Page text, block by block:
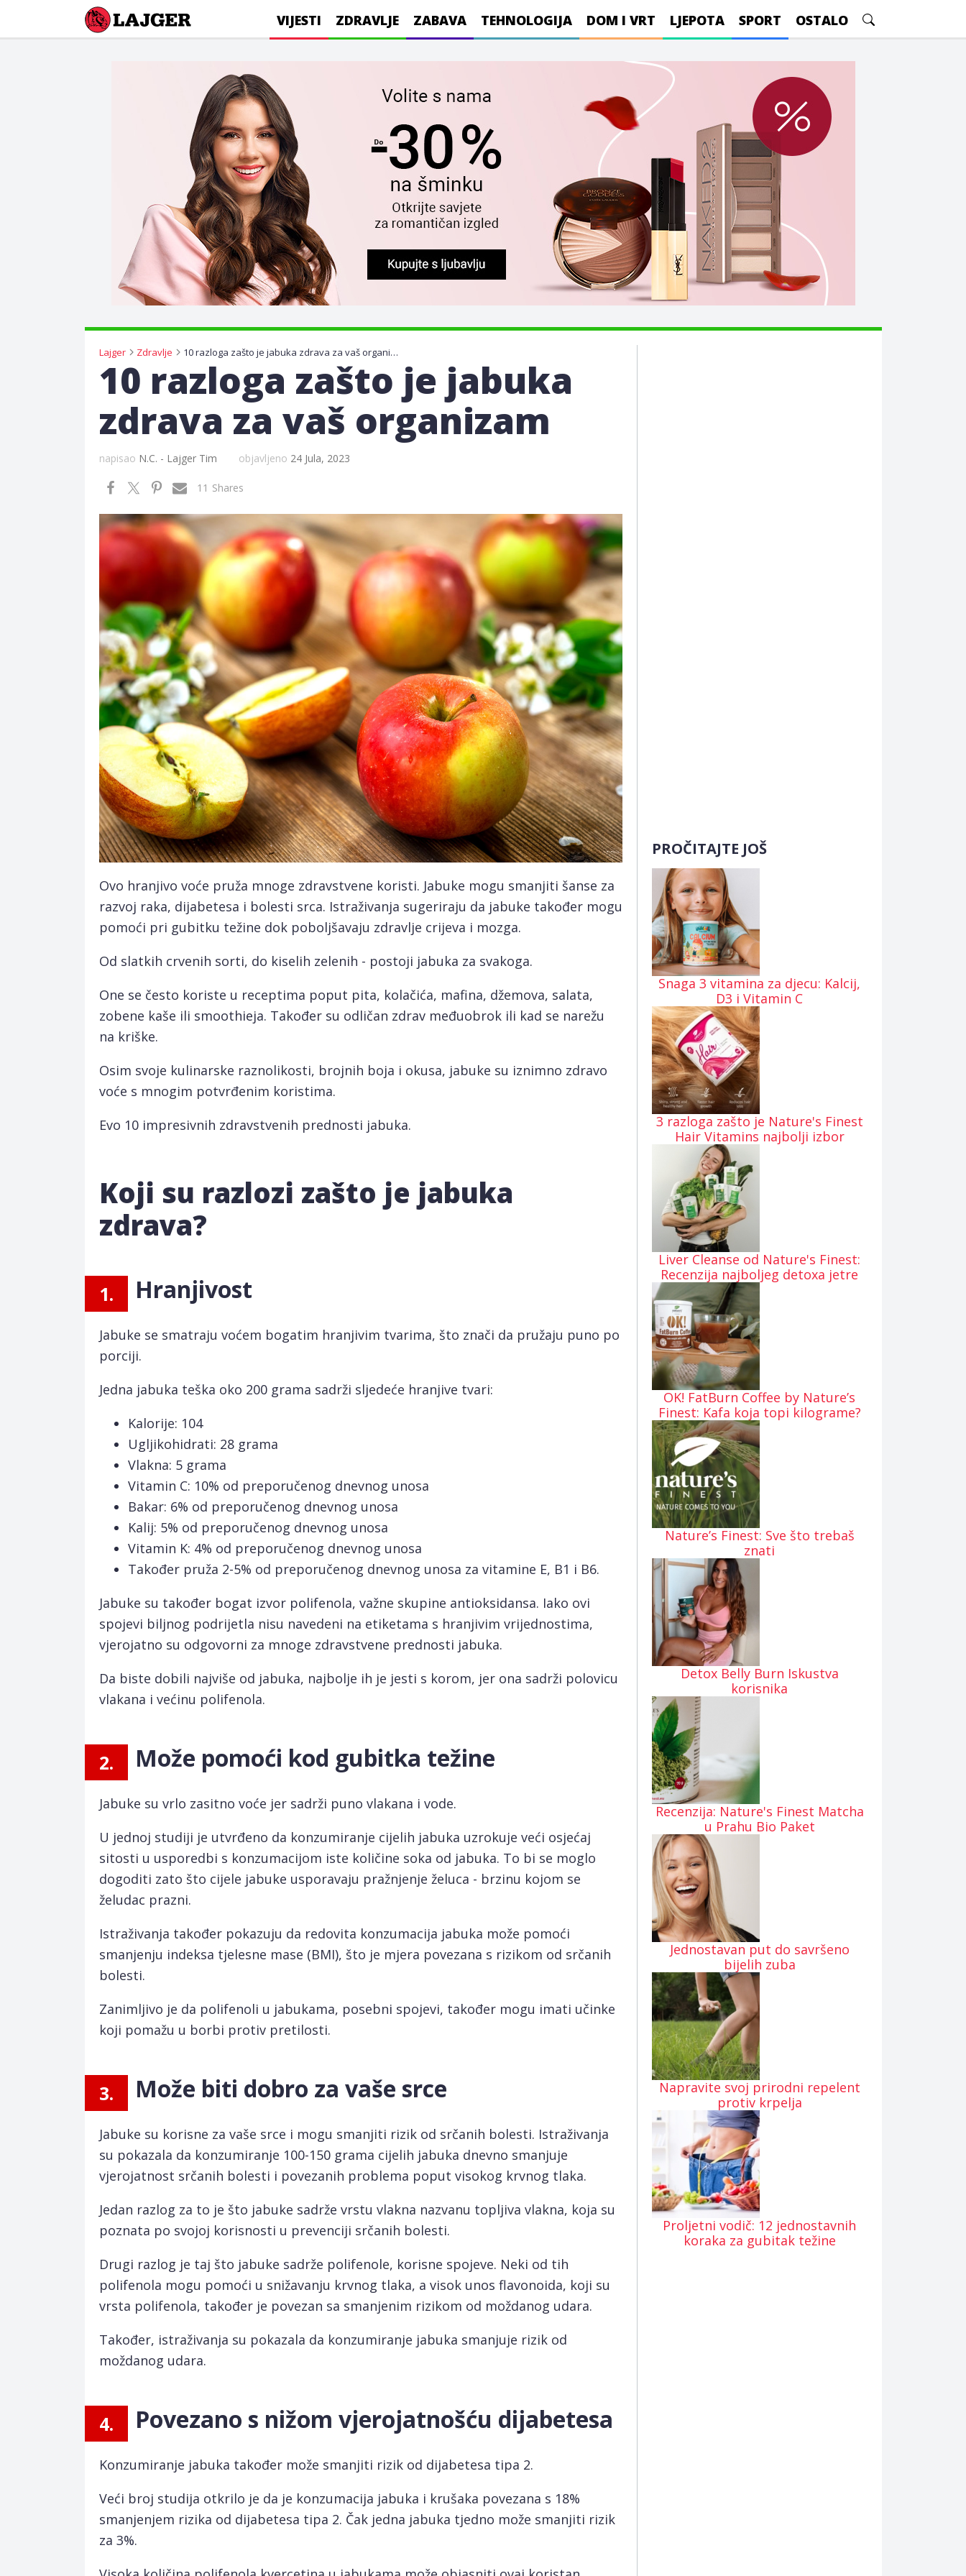
Lajger VIJESTI ZDRAVLJE ZABAVA TEHNOLOGIJA DOM I VRT LJEPOTA SPORT OSTALO
Lajger Zdravlje 10 razloga zašto je jabuka zdrava za vaš organizam
10 razloga zašto je jabuka
zdrava za vaš organizam
napisao N.C. - Lajger Tim objavljeno 24 Jula, 2023
Shares
11
Ovo hranjivo voće pruža mnoge zdravstvene koristi. Jabuke mogu smanjiti šanse za
razvoj raka, dijabetesa i bolesti srca. Istraživanja sugeriraju da jabuke također mogu
pomoći pri gubitku težine dok poboljšavaju zdravlje crijeva i mozga.
Od slatkih crvenih sorti, do kiselih zelenih - postoji jabuka za svakoga.
One se često koriste u receptima poput pita, kolačića, mafina, džemova, salata,
zobene kaše ili smoothieja. Također su odličan zdrav međuobrok ili kad se narežu
na kriške.
Osim svoje kulinarske raznolikosti, brojnih boja i okusa, jabuke su iznimno zdravo
voće s mnogim potvrđenim koristima.
Evo 10 impresivnih zdravstvenih prednosti jabuka.
Koji su razlozi zašto je jabuka
zdrava?
1. Hranjivost
Jabuke se smatraju voćem bogatim hranjivim tvarima, što znači da pružaju puno po
porciji.
Jedna jabuka teška oko 200 grama sadrži sljedeće hranjive tvari:
Kalorije: 104
Ugljikohidrati: 28 grama
Vlakna: 5 grama
Vitamin C: 10% od preporučenog dnevnog unosa
Bakar: 6% od preporučenog dnevnog unosa
Kalij: 5% od preporučenog dnevnog unosa
Vitamin K: 4% od preporučenog dnevnog unosa
Također pruža 2-5% od preporučenog dnevnog unosa za vitamine E, B1 i B6.
Jabuke su također bogat izvor polifenola, važne skupine antioksidansa. Iako ovi
spojevi biljnog podrijetla nisu navedeni na etiketama s hranjivim vrijednostima,
vjerojatno su odgovorni za mnoge zdravstvene prednosti jabuka.
Da biste dobili najviše od jabuka, najbolje ih je jesti s korom, jer ona sadrži polovicu
vlakana i većinu polifenola.
2. Može pomoći kod gubitka težine
Jabuke su vrlo zasitno voće jer sadrži puno vlakana i vode.
U jednoj studiji je utvrđeno da konzumiranje cijelih jabuka uzrokuje veći osjećaj
sitosti u usporedbi s konzumacijom iste količine soka od jabuka. To bi se moglo
dogoditi zato što cijele jabuke usporavaju pražnjenje želuca - brzinu kojom se
želudac prazni.
Istraživanja također pokazuju da redovita konzumacija jabuka može pomoći
smanjenju indeksa tjelesne mase (BMI), što je mjera povezana s rizikom od srčanih
bolesti.
Zanimljivo je da polifenoli u jabukama, posebni spojevi, također mogu imati učinke
koji pomažu u borbi protiv pretilosti.
3. Može biti dobro za vaše srce
Jabuke su korisne za vaše srce i mogu smanjiti rizik od srčanih bolesti. Istraživanja
su pokazala da konzumiranje 100-150 grama cijelih jabuka dnevno smanjuje
vjerojatnost srčanih bolesti i povezanih problema poput visokog krvnog tlaka.
Jedan razlog za to je što jabuke sadrže vrstu vlakna nazvanu topljiva vlakna, koja su
poznata po svojoj korisnosti u prevenciji srčanih bolesti.
Drugi razlog je taj što jabuke sadrže polifenole, korisne spojeve. Neki od tih
polifenola mogu pomoći u snižavanju krvnog tlaka, a visok unos flavonoida, koji su
vrsta polifenola, također je povezan sa smanjenim rizikom od moždanog udara.
Također, istraživanja su pokazala da konzumiranje jabuka smanjuje rizik od
moždanog udara.
4. Povezano s nižom vjerojatnošću dijabetesa
Konzumiranje jabuka također može smanjiti rizik od dijabetesa tipa 2.
Veći broj studija otkrilo je da je konzumacija jabuka i krušaka povezana s 18%
smanjenjem rizika od dijabetesa tipa 2. Čak jedna jabuka tjedno može smanjiti rizik
za 3%.
PROČITAJTE JOŠ
Snaga 3 vitamina za djecu: Kalcij,
D3 i Vitamin C
3 razloga zašto je Nature's Finest
Hair Vitamins najbolji izbor
Liver Cleanse od Nature's Finest:
Recenzija najboljeg detoxa jetre
OK! FatBurn Coffee by Nature’s
Finest: Kafa koja topi kilograme?
Nature’s Finest: Sve što trebaš
znati
Detox Belly Burn Iskustva
korisnika
Recenzija: Nature's Finest Matcha
u Prahu Bio Paket
Jednostavan put do savršeno
bijelih zuba
Napravite svoj prirodni repelent
protiv krpelja
Proljetni vodič: 12 jednostavnih
koraka za gubitak težine